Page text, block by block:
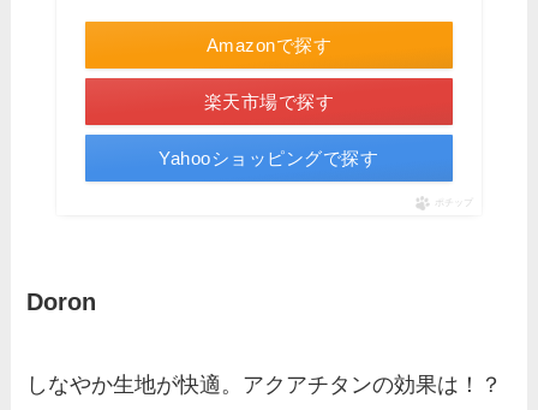
Amazonで探す
楽天市場で探す
Yahooショッピングで探す
ポチップ
Doron
しなやか生地が快適。アクアチタンの効果は！？